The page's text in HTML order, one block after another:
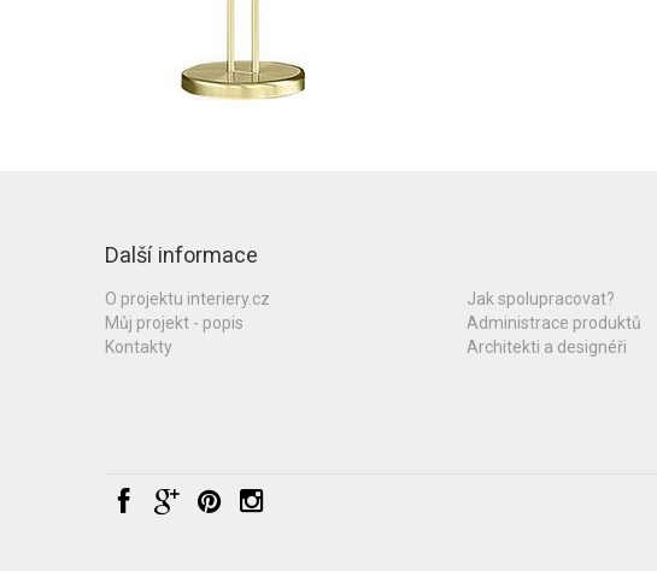
Další informace
O projektu interiery.cz
Můj projekt - popis
Kontakty
Jak spolupracovat?
Administrace produktů
Architekti a designéři